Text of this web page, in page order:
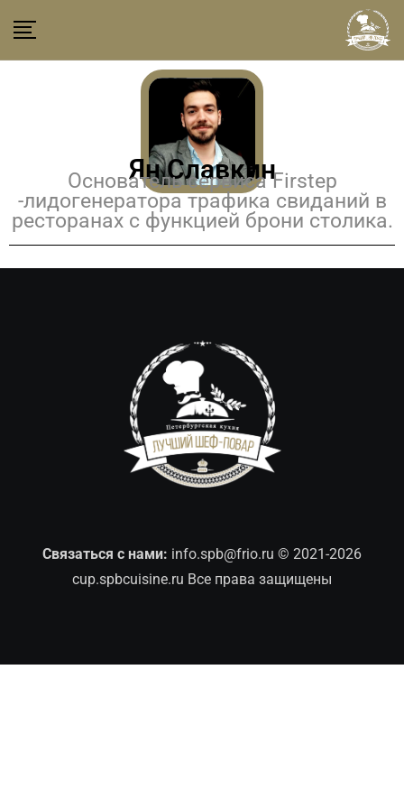
Ян Славкин
Основатель сервиса Firstep
-лидогенератора трафика свиданий в
ресторанах с функцией брони столика.
Связаться с нами: info.spb@frio.ru © 2021-2026
cup.spbcuisine.ru Все права защищены